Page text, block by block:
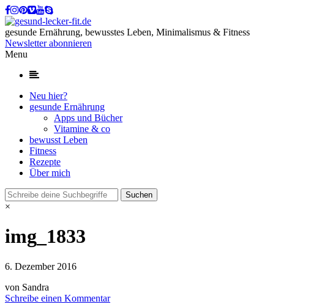
gesunde Ernährung, bewusstes Leben, Minimalismus & Fitness
Newsletter abonnieren
Menu
Neu hier?
gesunde Ernährung
Apps und Bücher
Vitamine & co
bewusst Leben
Fitness
Rezepte
Über mich
×
img_1833
6. Dezember 2016
von Sandra
Schreibe einen Kommentar